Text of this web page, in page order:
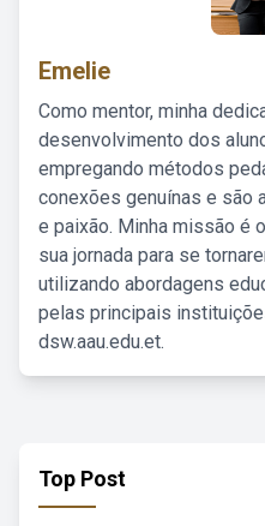
Emelie
Como mentor, minha
desenvolvimento dos
empregando métodos
conexões genuínas e são
e paixão. Minha missão é
sua jornada para se
utilizando abordagens
pelas principais
dsw.aau.edu.et.
Top Post